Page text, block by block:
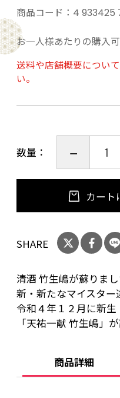
アルコール分：１５
20歳未満の飲酒は法
店は20歳未満の方へ
りません。
ことよりモール会
は、お問い合わせ欄
商品コード： 4 933425
お一人様あたりの購入
送料や店舗概要につい
い。
数量：
カート
SHARE
清酒 竹生嶋が蘇りま
新・新たなマイスター
令和４年１２月に新
「天祐一献 竹生嶋」
商品詳細